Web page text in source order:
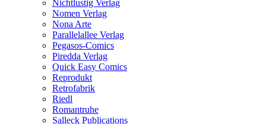
Nichtlustig Verlag
Nomen Verlag
Nona Arte
Parallelallee Verlag
Pegasos-Comics
Piredda Verlag
Quick Easy Comics
Reprodukt
Retrofabrik
Riedl
Romantruhe
Salleck Publications